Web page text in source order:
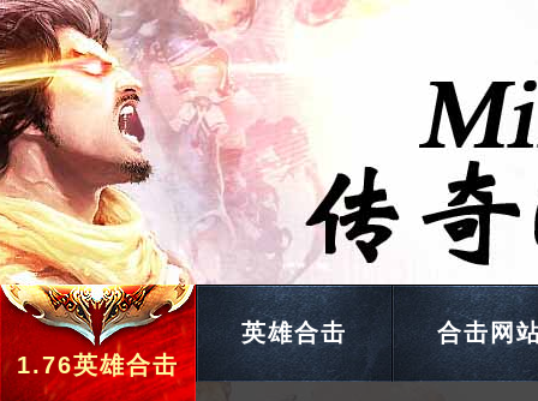
1.76英雄合击
英雄合击 合击网